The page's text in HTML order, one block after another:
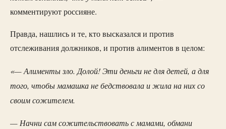
комментируют россияне.
Правда, нашлись и те, кто высказался и против
отслеживания должников, и против алиментов в целом:
«— Алименты зло. Долой! Эти деньги не для детей, а для
того, чтобы мамашка не бедствовала и жила на них со
своим сожителем.
— Начни сам сожительствовать с мамами, обмани